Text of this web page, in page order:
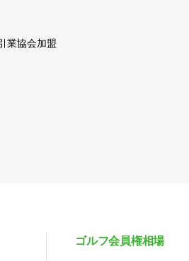
業協会加盟
ゴルフ会員権相場